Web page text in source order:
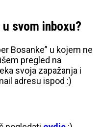
svom inboxu?
Bosanke” u kojem ne
pregled na
svoja zapažanja i
adresu ispod :)